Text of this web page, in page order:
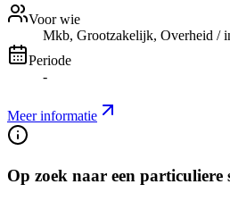
Voor wie
Mkb, Grootzakelijk, Overheid /
Periode
-
Meer informatie
Op zoek naar een particuliere